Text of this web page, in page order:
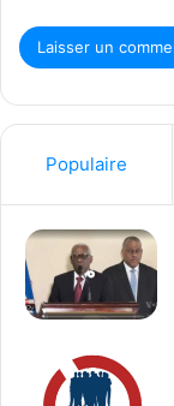
Populaire